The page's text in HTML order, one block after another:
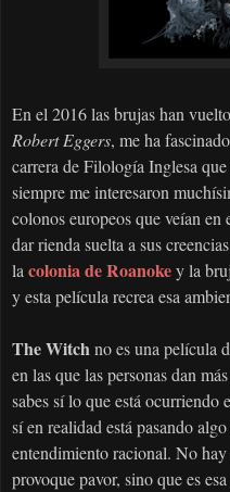
En el 2016 las brujas han
Robert Eggers, me ha
carrera de Filología Inglesa
siempre me interesaron
colonos europeos que veían
dar rienda suelta a sus
lacolonia de Roanokey la
y esta película recrea esa
The Witchno es una película
en las que las personas dan
sabes sí lo que está
sí en realidad está pasando
entendimiento racional. No
provoque pavor, sino que es